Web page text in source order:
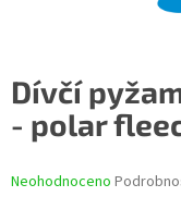
Dívčí
- polar
Průměrné
Neohodnoceno